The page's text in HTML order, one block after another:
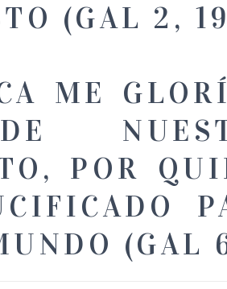
(GAL 2,
ME
POR
(GAL